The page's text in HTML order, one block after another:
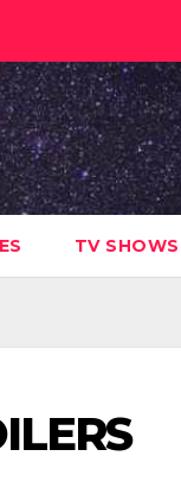
TV SHOWS